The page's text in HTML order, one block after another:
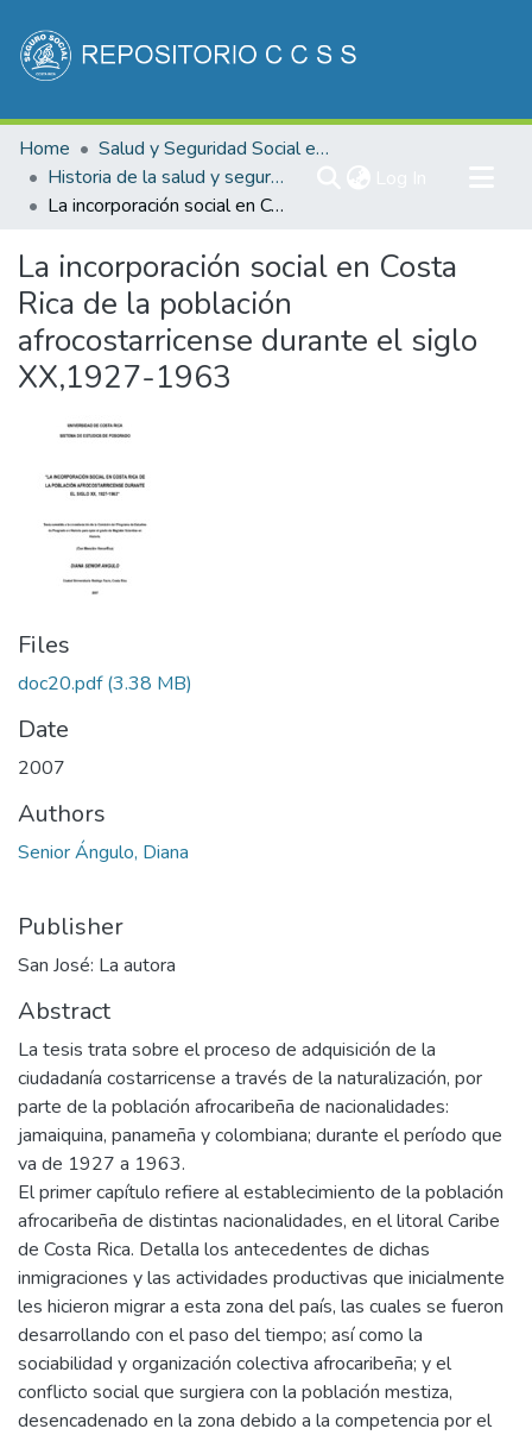
Communities & Collections
All of DSpace
Statistics
Home
Salud y Seguridad Social en Costa Rica
Historia de la salud y seguridad social de Costa Rica
La incorporación social en Costa Rica de la población afrocostarricense durante el siglo XX,1927-1963
La incorporación social en Costa
Rica de la población
afrocostarricense durante el siglo
XX,1927-1963
Files
doc20.pdf(3.38 MB)
Date
2007
Authors
Senior Ángulo, Diana
Publisher
San José: La autora
Abstract
La tesis trata sobre el proceso de adquisición de la
ciudadanía costarricense a través de la naturalización, por
parte de la población afrocaribeña de nacionalidades:
jamaiquina, panameña y colombiana; durante el período que
va de 1927 a 1963.
El primer capítulo refiere al establecimiento de la población
afrocaribeña de distintas nacionalidades, en el litoral Caribe
de Costa Rica. Detalla los antecedentes de dichas
inmigraciones y las actividades productivas que inicialmente
les hicieron migrar a esta zona del país, las cuales se fueron
desarrollando con el paso del tiempo; así como la
sociabilidad y organización colectiva afrocaribeña; y el
conflicto social que surgiera con la población mestiza,
desencadenado en la zona debido a la competencia por el